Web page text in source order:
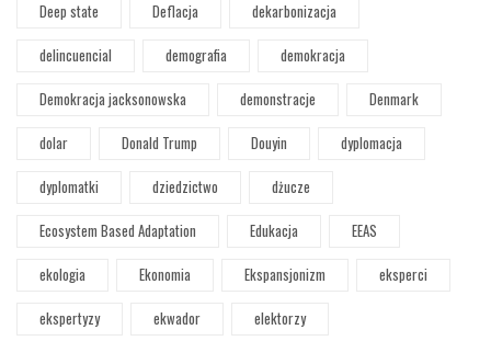
Deep state
Deflacja
dekarbonizacja
delincuencial
demografia
demokracja
Demokracja jacksonowska
demonstracje
Denmark
dolar
Donald Trump Douyin
dyplomacja
dyplomatki
dziedzictwo
dżucze
Ecosystem Based Adaptation
Edukacja
EEAS
ekologia
Ekonomia Ekspansjonizm
eksperci
ekspertyzy
ekwador
elektorzy